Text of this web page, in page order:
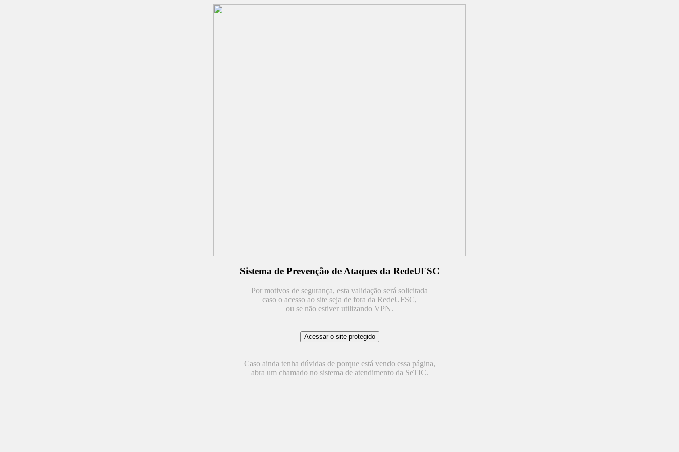
Sistema de Prevenção de Ataques da RedeUFSC
Por motivos de segurança, esta validação será solicitada
caso o acesso ao site seja de fora da RedeUFSC,
ou se não estiver utilizando VPN.
Caso ainda tenha dúvidas de porque está vendo essa página,
abra um chamado no sistema de atendimento da SeTIC.